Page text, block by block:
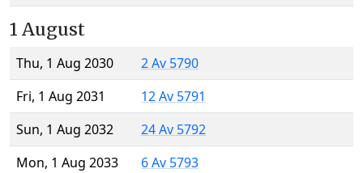
1 August
Thu, 1 Aug 2030
2 Av 5790
Fri, 1 Aug 2031
12 Av 5791
Sun, 1 Aug 2032
24 Av 5792
Mon, 1 Aug 2033
6 Av 5793